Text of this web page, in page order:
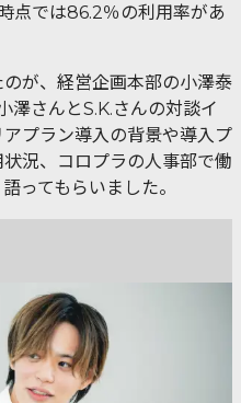
点では86.2％の利用率があ
が、経営企画本部の小澤泰
澤さんとS.K.さんの対談イ
プラン導入の背景や導入プ
況、コロプラの人事部で働
ってもらいました。